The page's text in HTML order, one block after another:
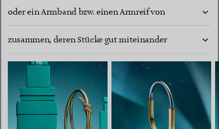
oder ein Armband bzw. einen Armreif von
zusammen, deren Stücke gut miteinander
harmonieren?